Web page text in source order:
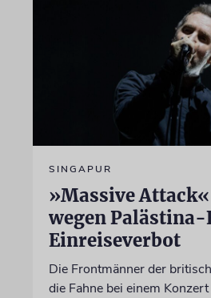
SINGAPUR
»Massive
wegen Palästina-
Einreiseverbot
Die Frontmänner der
die Fahne bei einem